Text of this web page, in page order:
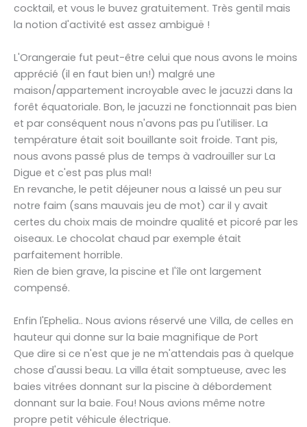
cocktail, et vous le buvez gratuitement. Très gentil mais
la notion d'activité est assez ambiguë !
L'Orangeraie fut peut-être celui que nous avons le moins
apprécié (il en faut bien un!) malgré une
maison/appartement incroyable avec le jacuzzi dans la
forêt équatoriale. Bon, le jacuzzi ne fonctionnait pas bien
et par conséquent nous n'avons pas pu l'utiliser. La
température était soit bouillante soit froide. Tant pis,
nous avons passé plus de temps à vadrouiller sur La
Digue et c'est pas plus mal!
En revanche, le petit déjeuner nous a laissé un peu sur
notre faim (sans mauvais jeu de mot) car il y avait
certes du choix mais de moindre qualité et picoré par les
oiseaux. Le chocolat chaud par exemple était
parfaitement horrible.
Rien de bien grave, la piscine et l'île ont largement
compensé.
Enfin l'Ephelia.. Nous avions réservé une Villa, de celles en
hauteur qui donne sur la baie magnifique de Port
Que dire si ce n'est que je ne m'attendais pas à quelque
chose d'aussi beau. La villa était somptueuse, avec les
baies vitrées donnant sur la piscine à débordement
donnant sur la baie. Fou! Nous avions même notre
propre petit véhicule électrique.